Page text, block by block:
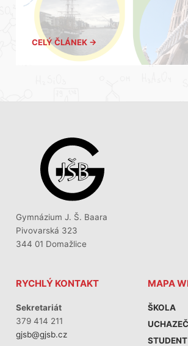
CELÝ ČLÁNEK →
Gymnázium J. Š. Baara
Pivovarská 323
344 01 Domažlice
RYCHLÝ KONTAKT
Sekretariát
379 414 211
gjsb@gjsb.cz
MAPA
ŠKOLA
UCHAZEČ
STUDENT